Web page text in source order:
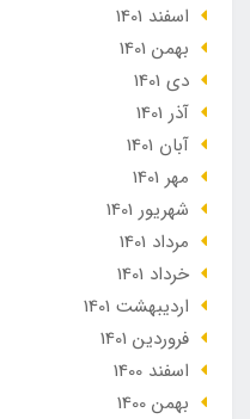
اسفند 1401
بهمن 1401
دی 1401
آذر 1401
آبان 1401
مهر 1401
شهریور 1401
مرداد 1401
خرداد 1401
ارديبهشت 1401
فروردین 1401
اسفند 1400
بهمن 1400